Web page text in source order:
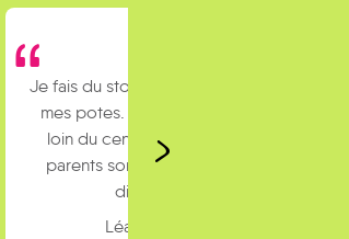
Je fais du stop pour rejoindre
mes potes. J’habite un peu
loin du centre ville et mes
parents sont pas toujours
dispo…
Léa 16 ans